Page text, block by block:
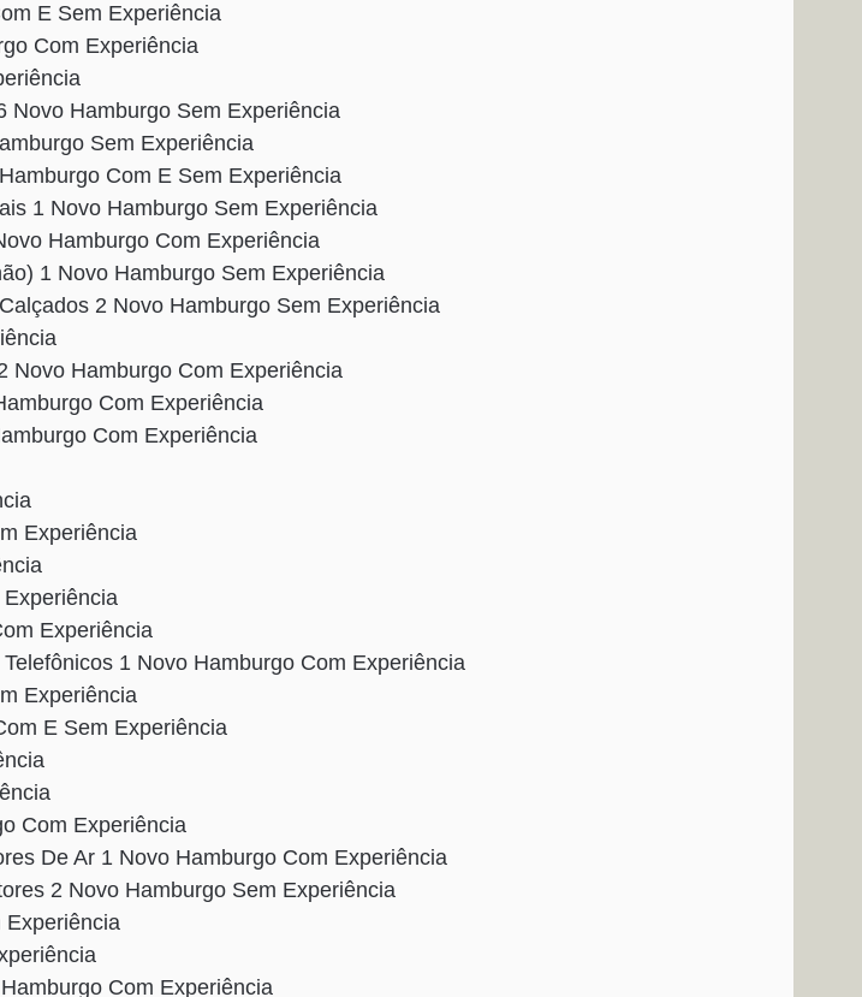
E Sem Experiência
Com Experiência
Novo Hamburgo Sem Experiência
Sem Experiência
Com E Sem Experiência
1 Novo Hamburgo Sem Experiência
Hamburgo Com Experiência
1 Novo Hamburgo Sem Experiência
2 Novo Hamburgo Sem Experiência
Novo Hamburgo Com Experiência
Com Experiência
Com Experiência
Experiência
Experiência
1 Novo Hamburgo Com Experiência
Experiência
E Sem Experiência
Com Experiência
De Ar 1 Novo Hamburgo Com Experiência
2 Novo Hamburgo Sem Experiência
Experiência
Com Experiência